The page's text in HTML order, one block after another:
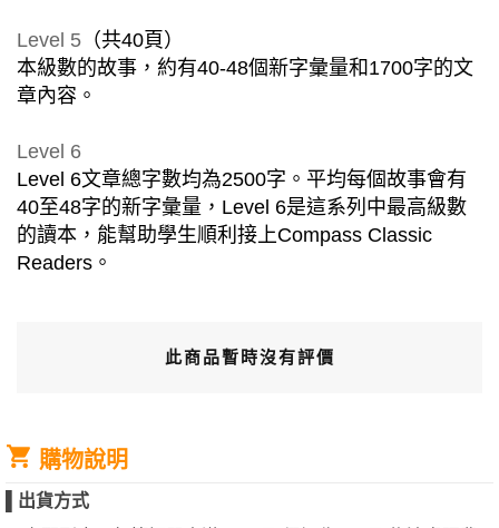
Level 5 （共40頁）
本級數的故事，約有40-48個新字彙量和1700字的文
章內容。
Level 6
Level 6文章總字數均為2500字。平均每個故事會有
40至48字的新字彙量，Level 6是這系列中最高級數
的讀本，能幫助學生順利接上Compass Classic
Readers。
此商品暫時沒有評價
購物說明
出貨方式